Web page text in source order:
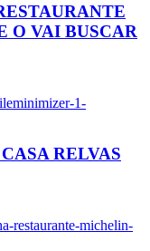
O VAI BUSCAR
1-
RELVAS
restaurante-michelin-